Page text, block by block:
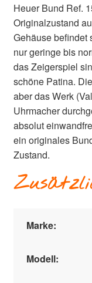
Heuer Bund Ref.
Originalzustand
Gehäuse befindet
nur geringe bis
das Zeigerspiel
schöne Patina.
aber das Werk
Uhrmacher
absolut
ein originales
Zustand.
Marke:
Modell: